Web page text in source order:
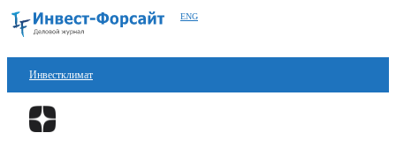
ENG
Инвестклимат
Финансы